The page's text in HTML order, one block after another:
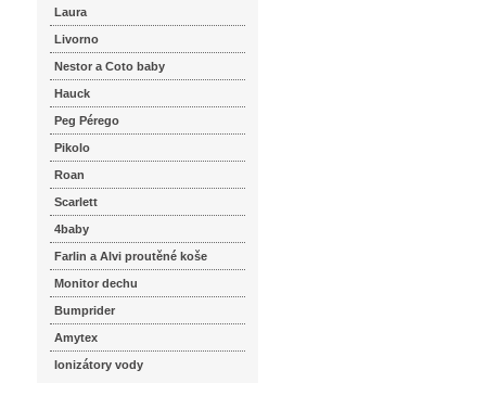
Laura
Livorno
Nestor a Coto baby
Hauck
Peg Pérego
Pikolo
Roan
Scarlett
4baby
Farlin a Alvi proutěné koše
Monitor dechu
Bumprider
Amytex
Ionizátory vody